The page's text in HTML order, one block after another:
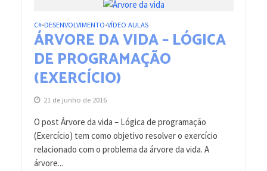
C#•DESENVOLVIMENTO•VÍDEO AULAS
ÁRVORE DA VIDA – LÓGICA
DE PROGRAMAÇÃO
(EXERCÍCIO)
21 de junho de 2016
O post Árvore da vida – Lógica de programação
(Exercício) tem como objetivo resolver o exercício
relacionado com o problema da árvore da vida. A
árvore...